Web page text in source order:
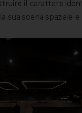
il carattere
sua scena spaziale